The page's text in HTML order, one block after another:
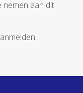
nemen aan dit